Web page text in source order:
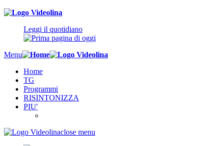
Leggi il quotidiano
Menu
Home
TG
Programmi
RISINTONIZZA
PIU'
close menu